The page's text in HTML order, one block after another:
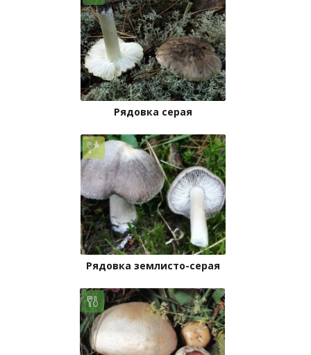
Рядовка серая
Рядовка землисто-серая